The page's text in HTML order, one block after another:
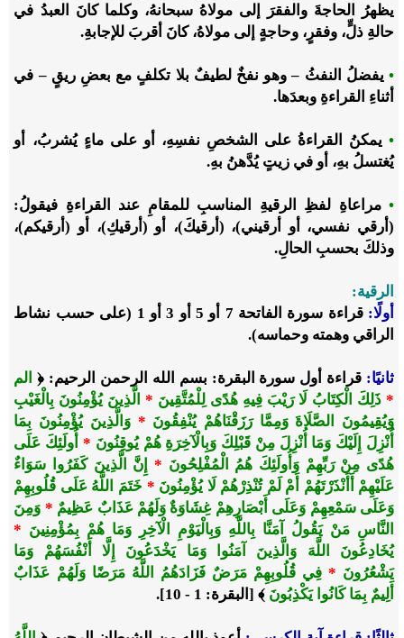
يظهرُ الحاجةَ والفقرَ إلى مولاهُ سبحانهُ، وكلما كانَ العبدُ في
حالةِ ذلٍّ، وفقرٍ، وحاجةٍ إلى مولاهُ، كانَ أقربَ للإجابةِ.
• يفضلُ النفثُ – وهو نفخٌ لطيفٌ بلا تكلفٍ مع بعضِ ريقٍ – في
أثناءِ القراءةِ وبعدَها.
• يمكنُ القراءةُ على الشخصِ نفسِهِ، أو على ماءٍ يُشربُ، أو
يُغتسلُ بهِ، أو في زيتٍ يُدَّهنُ بهِ.
• مراعاةِ لفظِ الرقيةِ المناسبِ للمقامِ عند القراءةِ فيقولُ:
(أرقي نفسي، أو أرقيني)، (أرقيكَ)، أو (أرقيكِ)، أو (أرقيكم)،
وذلكَ بحسبِ الحالِ.
الرقية:
أولًا:
قراءة سورة الفاتحة 7 أو 5 أو 3 أو 1 (على حسب نشاط
الراقي وهمته وحماسه).
ثانيًا: قراءة أول سورة البقرة: بسم الله الرحمن الرحيم: ﴿ الم
*ذَلِكَ الْكِتَابُ لَا رَيْبَ فِيهِ هُدًى لِلْمُتَّقِينَ *الَّذِينَ يُؤْمِنُونَ بِالْغَيْبِ
وَيُقِيمُونَ الصَّلَاةَ وَمِمَّا رَزَقْنَاهُمْ يُنْفِقُونَ * وَالَّذِينَ يُؤْمِنُونَ بِمَا
أُنْزِلَ إِلَيْكَ وَمَا أُنْزِلَ مِنْ قَبْلِكَ وَبِالْآخِرَةِ هُمْ يُوقِنُونَ *أُولَئِكَ عَلَى
هُدًى مِنْ رَبِّهِمْ وَأُولَئِكَ هُمُ الْمُفْلِحُونَ *إِنَّ الَّذِينَ كَفَرُوا سَوَاءٌ
عَلَيْهِمْ أَأَنْذَرْتَهُمْ أَمْ لَمْ تُنْذِرْهُمْ لَا يُؤْمِنُونَ * خَتَمَ اللَّهُ عَلَى قُلُوبِهِمْ
وَعَلَى سَمْعِهِمْ وَعَلَى أَبْصَارِهِمْ غِشَاوَةٌ وَلَهُمْ عَذَابٌ عَظِيمٌ * وَمِنَ
النَّاسِ مَنْ يَقُولُ آمَنَّا بِاللَّهِ وَبِالْيَوْمِ الْآخِرِ وَمَا هُمْ بِمُؤْمِنِينَ *
يُخَادِعُونَ اللَّهَ وَالَّذِينَ آمَنُوا وَمَا يَخْدَعُونَ إِلَّا أَنْفُسَهُمْ وَمَا
يَشْعُرُونَ * فِي قُلُوبِهِمْ مَرَضٌ فَزَادَهُمُ اللَّهُ مَرَضًا وَلَهُمْ عَذَابٌ
أَلِيمٌ بِمَا كَانُوا يَكْذِبُونَ ﴾ [البقرة: 1 - 10].